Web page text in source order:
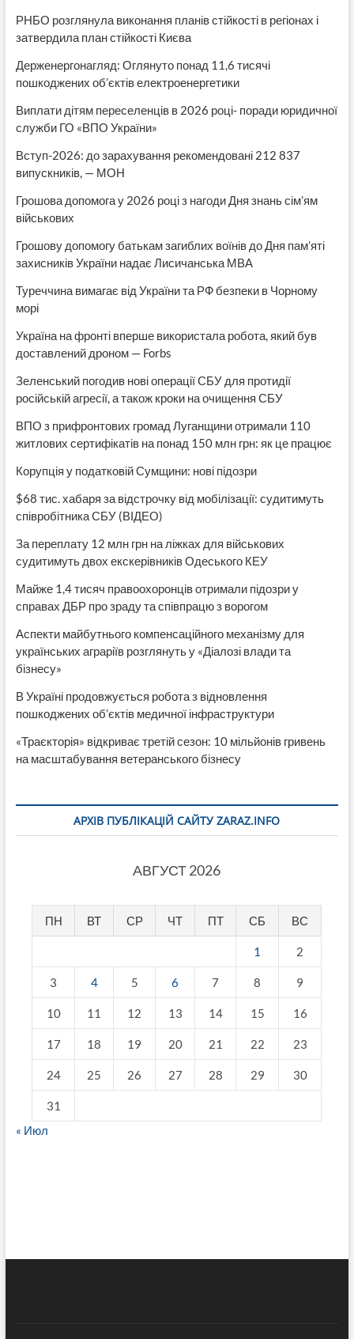
РНБО розглянула виконання планів стійкості в регіонах і
затвердила план стійкості Києва
Держенергонагляд: Оглянуто понад 11,6 тисячі
пошкоджених об’єктів електроенергетики
Виплати дітям переселенців в 2026 році- поради юридичної
служби ГО «ВПО України»
Вступ-2026: до зарахування рекомендовані 212 837
випускників, — МОН
Грошова допомога у 2026 році з нагоди Дня знань сім’ям
військових
Грошову допомогу батькам загиблих воїнів до Дня пам’яті
захисників України надає Лисичанська МВА
Туреччина вимагає від України та РФ безпеки в Чорному
морі
Україна на фронті вперше використала робота, який був
доставлений дроном — Forbs
Зеленський погодив нові операції СБУ для протидії
російській агресії, а також кроки на очищення СБУ
ВПО з прифронтових громад Луганщини отримали 110
житлових сертифікатів на понад 150 млн грн: як це працює
Корупція у податковій Сумщини: нові підозри
$68 тис. хабаря за відстрочку від мобілізації: судитимуть
співробітника СБУ (ВІДЕО)
За переплату 12 млн грн на ліжках для військових
судитимуть двох екскерівників Одеського КЕУ
Майже 1,4 тисяч правоохоронців отримали підозри у
справах ДБР про зраду та співпрацю з ворогом
Аспекти майбутнього компенсаційного механізму для
українських аграріїв розглянуть у «Діалозі влади та
бізнесу»
В Україні продовжується робота з відновлення
пошкоджених об’єктів медичної інфраструктури
«Траєкторія» відкриває третій сезон: 10 мільйонів гривень
на масштабування ветеранського бізнесу
АРХІВ ПУБЛІКАЦІЙ САЙТУ ZARAZ.INFO
АВГУСТ 2026
ПН ВТ СР ЧТ ПТ СБ ВС
1 2
3 4 5 6 7 8 9
10 11 12 13 14 15 16
17 18 19 20 21 22 23
24 25 26 27 28 29 30
31
« Июл